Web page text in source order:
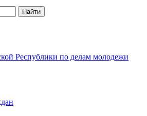
Найти
Республики по делам молодежи